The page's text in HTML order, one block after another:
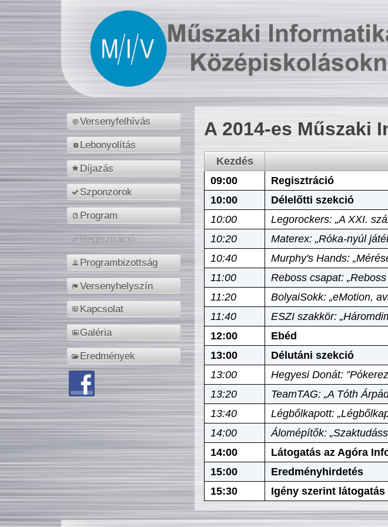
Versenyfelhívás
Lebonyolítás
Díjazás
Szponzorok
Program
Regisztráció
Programbizottság
Versenyhelyszín
Kapcsolat
Galéria
Eredmények
A 2014-es Műszaki
Kezdés
09:00
Regisztráció
10:00
Délelőtti szekció
10:00
Legorockers: „A XXI.
10:20
Materex: „Róka-nyúl
10:40
Murphy's Hands:
11:00
Reboss csapat: „Reboss
11:20
BolyaiSokk: „eMotion,
11:40
ESZI szakkör:
12:00
Ebéd
13:00
Délutáni szekció
13:00
Hegyesi Donát:
13:20
TeamTAG: „A Tóth
13:40
Légbőlkapott:
14:00
Álomépítők:
14:00
Látogatás az Agóra
15:00
Eredményhirdetés
15:30
Igény szerint látogatás